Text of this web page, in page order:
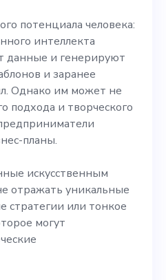
потенциала человека:
интеллекта
данные и генерируют
и заранее
Однако им может не
подхода и творческого
планы.
искусственным
отражать уникальные
стратегии или тонкое
могут